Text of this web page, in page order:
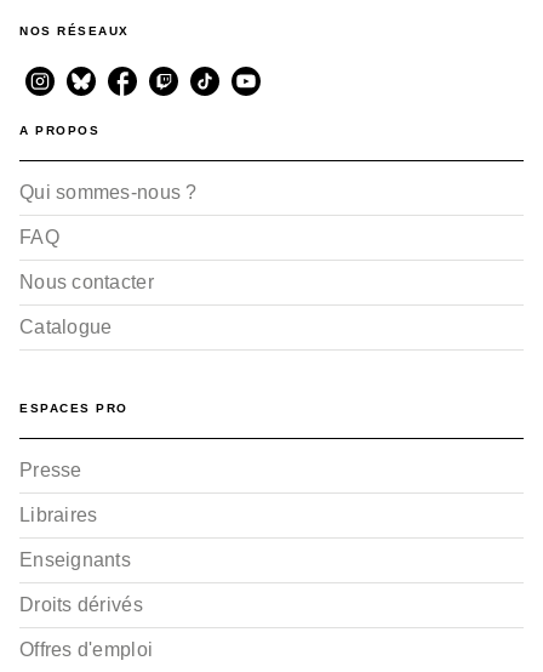
NOS RÉSEAUX
A PROPOS
Qui sommes-nous ?
FAQ
Nous contacter
Catalogue
ESPACES PRO
Presse
Libraires
Enseignants
Droits dérivés
Offres d'emploi